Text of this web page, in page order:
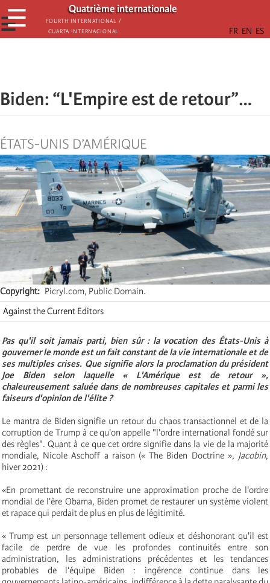
Passar
para
o
Quatrième internationale
Fourth International /
Cuarta Internacional
☰
☰
Biden: “L'Empire est de retour”…
ÉTATS-UNIS D’AMÉRIQUE
Copyright
Picryl.com, Public Domain.
Against the Current Editors
Pas qu'il soit jamais parti, bien sûr : la vocation des États-Unis à
gouverner le monde est un fait constant de la vie internationale et de
ses multiples crises. Que signifie alors la proclamation du président
Joe Biden selon laquelle « L'Amérique est de retour »,
chaleureusement saluée dans de nombreuses capitales et parmi les
faiseurs d'opinion de l'élite ?
Le mantra de Biden signifie un retour du chaos transactionnel et de la
corruption de Trump à ce qu'on appelle "l'ordre international fondé sur
des règles". Quant à ce que cet ordre signifie dans la vie de la majorité
mondiale, Nicole Aschoff a raison (« The Biden Doctrine », Jacobin,
hiver 2021) :
«En promettant de reconstruire une approximation proche de l'ordre
mondial de l'ère Obama, Biden promet de restaurer un système violent
et rapace qui perdait de plus en plus de légitimité.
« Trump est un personnage tellement odieux et déshonorant qu'il est
facile de perdre de vue les profondes continuités entre son
administration, les administrations précédentes et les tendances
probables de l'équipe Biden : ingérence continue dans les